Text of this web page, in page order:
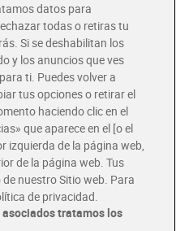
tu tienda más cercana
datos para
todas o retiras tu
Si se deshabilitan los
y los anuncios que ves
ti. Puedes volver a
tus opciones o retirar el
haciendo clic en el
que aparece en el [o el
izquierda de la página web,
de la página web. Tus
nuestro Sitio web. Para
de privacidad.
tratamos los